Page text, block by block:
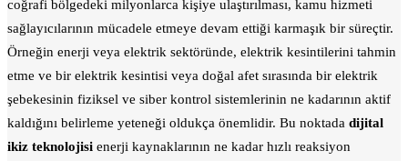
coğrafi bölgedeki milyonlarca kişiye ulaştırılması, kamu hizmeti
sağlayıcılarının mücadele etmeye devam ettiği karmaşık bir süreçtir.
Örneğin enerji veya elektrik sektöründe, elektrik kesintilerini tahmin
etme ve bir elektrik kesintisi veya doğal afet sırasında bir elektrik
şebekesinin fiziksel ve siber kontrol sistemlerinin ne kadarının aktif
kaldığını belirleme yeteneği oldukça önemlidir. Bu noktada dijital
ikiz teknolojisi enerji kaynaklarının ne kadar hızlı reaksiyon